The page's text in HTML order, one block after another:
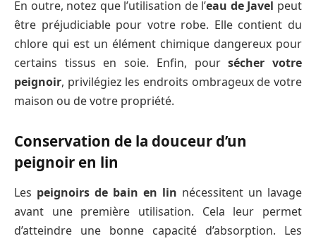
En outre, notez que l’utilisation de l’eau de Javel peut
être préjudiciable pour votre robe. Elle contient du
chlore qui est un élément chimique dangereux pour
certains tissus en soie. Enfin, poursécher votre
peignoir, privilégiez les endroits ombrageux de votre
maison ou de votre propriété.
Conservation de la douceur d’un
peignoir en lin
Les peignoirs de bain en lin nécessitent un lavage
avant une première utilisation. Cela leur permet
d’atteindre une bonne capacité d’absorption. Les